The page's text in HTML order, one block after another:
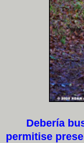
Debería
permitise